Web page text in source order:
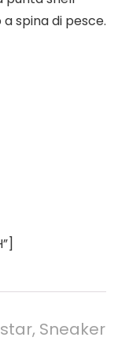
spina di pesce.
Sneaker